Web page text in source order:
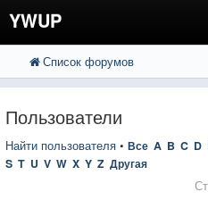
YWUP
FAQ
Вход
Список форумов
Пользователи
Найти пользователя • Все A B C D
S T U V W X Y Z Другая